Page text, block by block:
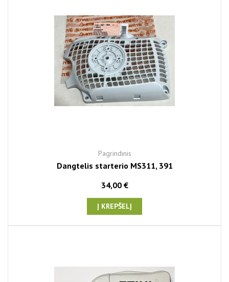
Pagrindinis
Dangtelis starterio MS311, 391
34,00 €
Į KREPŠELĮ